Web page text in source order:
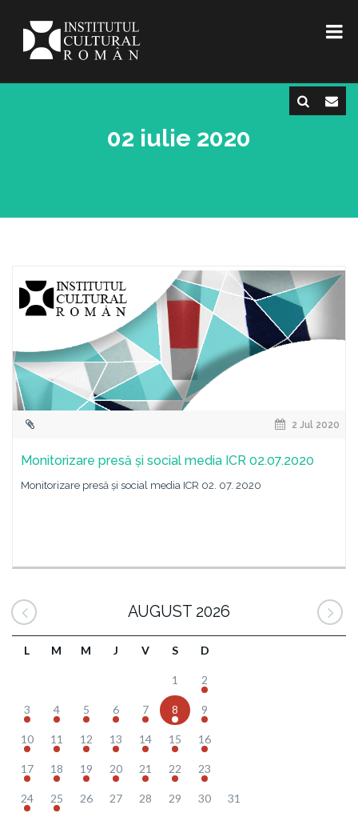
02 iulie 2020
2 Jul 2020
Monitorizare presă și social media ICR 02.07.2020
Monitorizare presă și social media ICR 02. 07. 2020
AUGUST 2026
L M M J V S D
1 2
3 4 5 6 7 8 9
10 11 12 13 14 15 16
17 18 19 20 21 22 23
24 25 26 27 28 29 30 31